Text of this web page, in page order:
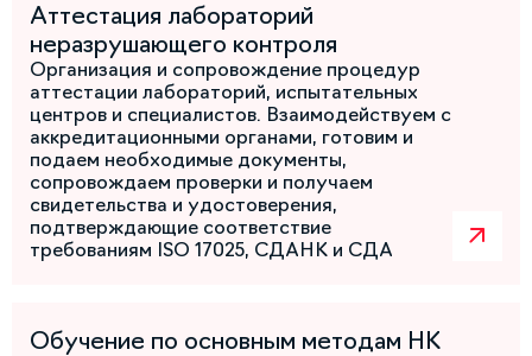
Аттестация лабораторий
неразрушающего контроля
Организация и сопровождение процедур
аттестации лабораторий, испытательных
центров и специалистов. Взаимодействуем с
аккредитационными органами, готовим и
подаем необходимые документы,
сопровождаем проверки и получаем
свидетельства и удостоверения,
подтверждающие соответствие
требованиям ISO 17025, СДАНК и СДА
Обучение по основным методам НК